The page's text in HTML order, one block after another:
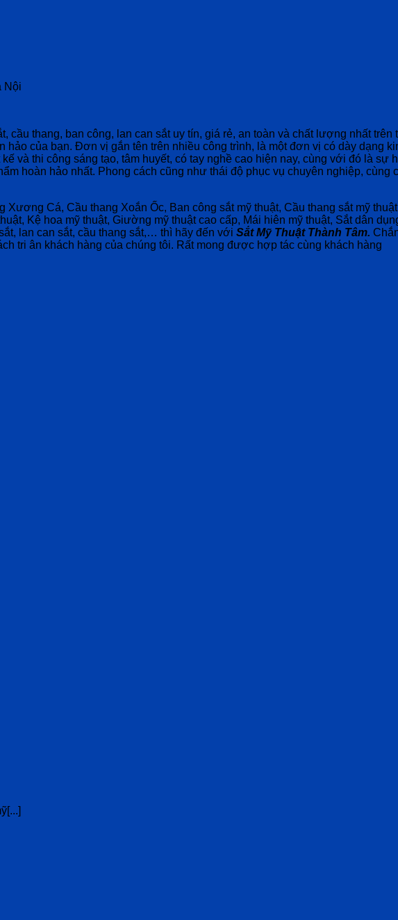
Nội
cầu thang, ban công, lan can sắt uy tín, giá rẻ, an toàn và chất lượng nhất
hảo của bạn. Đơn vị gắn tên trên nhiều công trình, là một đơn vị có dày dạng
và thi công sáng tạo, tâm huyết, có tay nghề cao hiện nay, cùng với đó là sự
hoàn hảo nhất. Phong cách cũng như thái độ phục vụ chuyên nghiệp, cùng
Xương Cá, Cầu thang Xoắn Ốc, Ban công sắt mỹ thuật, Cầu thang sắt mỹ
Kệ hoa mỹ thuật, Giường mỹ thuật cao cấp, Mái hiên mỹ thuật, Sắt dân
lan can sắt, cầu thang sắt,… thì hãy đến với Sắt Mỹ Thuật Thành Tâm.
tri ân khách hàng của chúng tôi. Rất mong được hợp tác cùng khách hàng